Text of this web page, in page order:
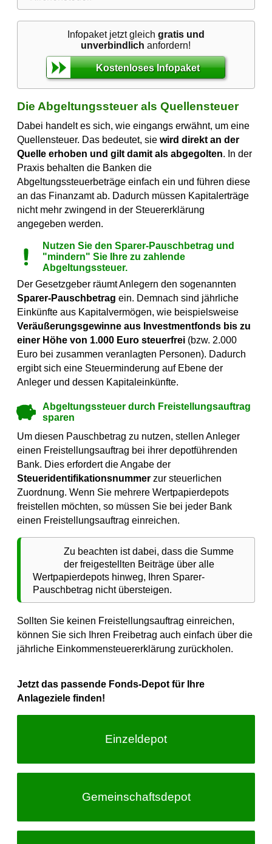
Infopaket jetzt gleich gratis und
unverbindlich anfordern!
Kostenloses Infopaket
Die Abgeltungssteuer als Quellensteuer
Dabei handelt es sich, wie eingangs erwähnt, um eine
Quellensteuer. Das bedeutet, sie wird direkt an der
Quelle erhoben und gilt damit als abgegolten. In der
Praxis behalten die Banken die
Abgeltungssteuerbeträge einfach ein und führen diese
an das Finanzamt ab. Dadurch müssen Kapitalerträge
nicht mehr zwingend in der Steuererklärung
angegeben werden.
Nutzen Sie den Sparer-Pauschbetrag und
"mindern" Sie Ihre zu zahlende
Abgeltungssteuer.
Der Gesetzgeber räumt Anlegern den sogenannten
Sparer-Pauschbetrag ein. Demnach sind jährliche
Einkünfte aus Kapitalvermögen, wie beispielsweise
Veräußerungsgewinne aus Investmentfonds bis zu
einer Höhe von 1.000 Euro steuerfrei (bzw. 2.000
Euro bei zusammen veranlagten Personen). Dadurch
ergibt sich eine Steuerminderung auf Ebene der
Anleger und dessen Kapitaleinkünfte.
Abgeltungssteuer durch Freistellungsauftrag
sparen
Um diesen Pauschbetrag zu nutzen, stellen Anleger
einen Freistellungsauftrag bei ihrer depotführenden
Bank. Dies erfordert die Angabe der
Steueridentifikationsnummer zur steuerlichen
Zuordnung. Wenn Sie mehrere Wertpapierdepots
freistellen möchten, so müssen Sie bei jeder Bank
einen Freistellungsauftrag einreichen.
Zu beachten ist dabei, dass die Summe
der freigestellten Beiträge über alle
Wertpapierdepots hinweg, Ihren Sparer-
Pauschbetrag nicht übersteigen.
Sollten Sie keinen Freistellungsauftrag einreichen,
können Sie sich Ihren Freibetrag auch einfach über die
jährliche Einkommensteuererklärung zurückholen.
Jetzt das passende Fonds-Depot für Ihre
Anlageziele finden!
Einzeldepot
Gemeinschafts­depot